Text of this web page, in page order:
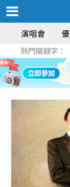
演唱會
熱門關鍵字：